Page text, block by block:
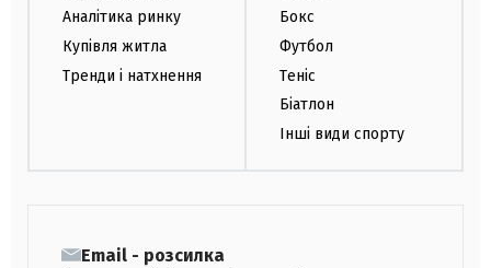
Аналітика ринку
Купівля житла
Тренди і натхнення
Бокс
Футбол
Теніс
Біатлон
Інші види спорту
Email - розсилка